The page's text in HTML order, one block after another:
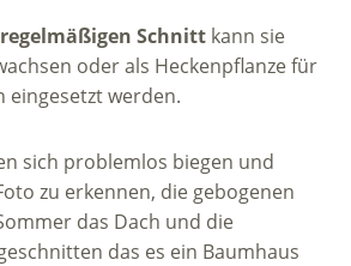
regelmäßigen Schnitt kann sie
oder als Heckenpflanze für
eingesetzt werden.
sich problemlos biegen und
zu erkennen, die gebogenen
das Dach und die
das es ein Baumhaus